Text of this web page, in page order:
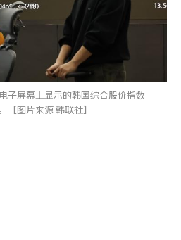
子屏幕上显示的韩国综合股价指数
【图片来源 韩联社】